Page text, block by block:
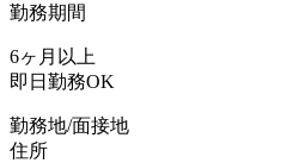
勤務期間
6ヶ月以上
即日勤務OK
勤務地/面接地
住所